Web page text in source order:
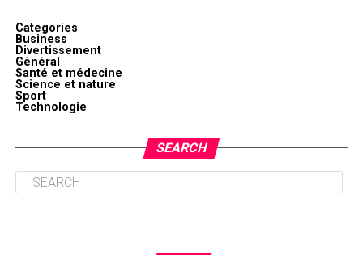
Categories
Business
Divertissement
Général
Santé et médecine
Science et nature
Sport
Technologie
SEARCH